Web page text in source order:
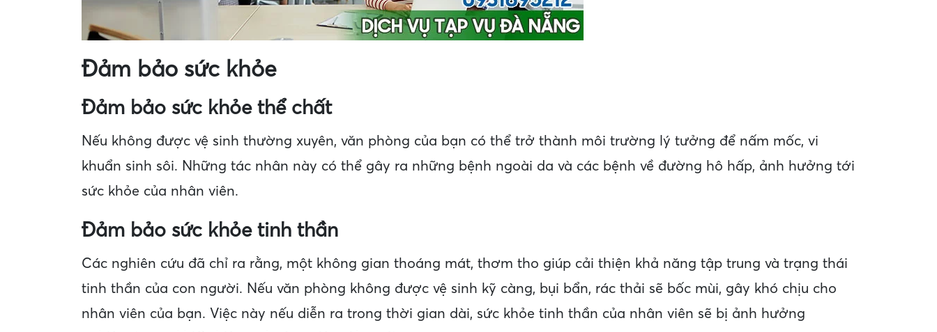
Đảm bảo sức khỏe
Đảm bảo sức khỏe thể chất
Nếu không được vệ sinh thường xuyên, văn phòng của bạn có thể trở thành môi trường lý tưởng để nấm mốc, vi
khuẩn sinh sôi. Những tác nhân này có thể gây ra những bệnh ngoài da và các bệnh về đường hô hấp, ảnh hưởng tới
sức khỏe của nhân viên.
Đảm bảo sức khỏe tinh thần
Các nghiên cứu đã chỉ ra rằng, một không gian thoáng mát, thơm tho giúp cải thiện khả năng tập trung và trạng thái
tinh thần của con người. Nếu văn phòng không được vệ sinh kỹ càng, bụi bẩn, rác thải sẽ bốc mùi, gây khó chịu cho
nhân viên của bạn. Việc này nếu diễn ra trong thời gian dài, sức khỏe tinh thần của nhân viên sẽ bị ảnh hưởng